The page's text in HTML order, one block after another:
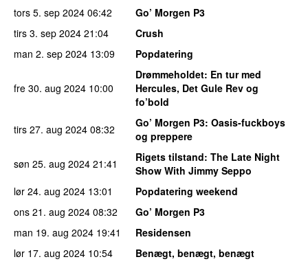
tors 5. sep 2024 06:42
Go’ Morgen P3
tirs 3. sep 2024 21:04
Crush
man 2. sep 2024 13:09 Popdatering
fre 30. aug 2024 10:00
Drømmeholdet: En tur med
Hercules, Det Gule Rev og
fo’bold
tirs 27. aug 2024 08:32 Go’ Morgen P3: Oasis-fuckboys
og preppere
søn 25. aug 2024 21:41 Rigets tilstand: The Late Night
Show With Jimmy Seppo
lør 24. aug 2024 13:01
Popdatering weekend
ons 21. aug 2024 08:32
Go’ Morgen P3
man 19. aug 2024 19:41
Residensen
lør 17. aug 2024 10:54
Benægt, benægt, benægt